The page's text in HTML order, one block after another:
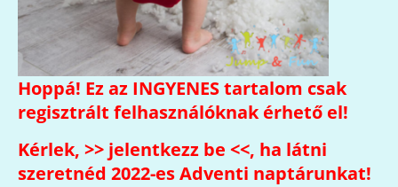
Hoppá! Ez az INGYENES tartalom csak
regisztrált felhasználóknak érhető el!
Kérlek, >> jelentkezz be <<, ha látni
szeretnéd 2022-es Adventi naptárunkat!